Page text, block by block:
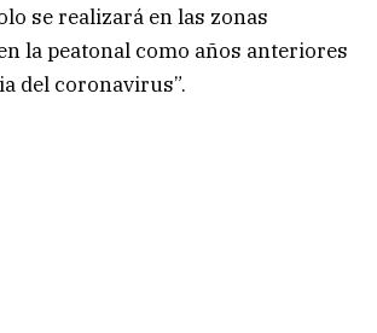
se realizará en las zonas
la peatonal como años anteriores
del coronavirus”.